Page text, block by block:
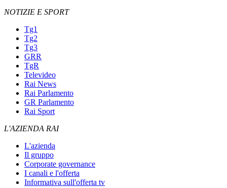
NOTIZIE E SPORT
Tg1
Tg2
Tg3
GRR
TgR
Televideo
Rai News
Rai Parlamento
GR Parlamento
Rai Sport
L'AZIENDA RAI
L'azienda
Il gruppo
Corporate governance
I canali e l'offerta
Informativa sull'offerta tv